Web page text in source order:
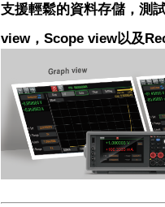
支援輕鬆的資料存儲，測
view，Scope view以及